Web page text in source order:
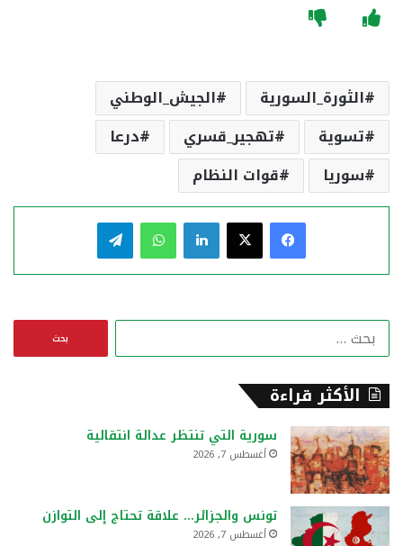
الثورة_السورية
الجيش_الوطني
تسوية
تهجير_قسري
درعا
سوريا
قوات النظام
فيسبوك لينكدإن واتساب
ن
الأكثر قراءة
سورية التي تنتظر عدالة انتقالية
أغسطس 7, 2026
تونس والجزائر… علاقة تحتاج إلى التوازن
أغسطس 7, 2026